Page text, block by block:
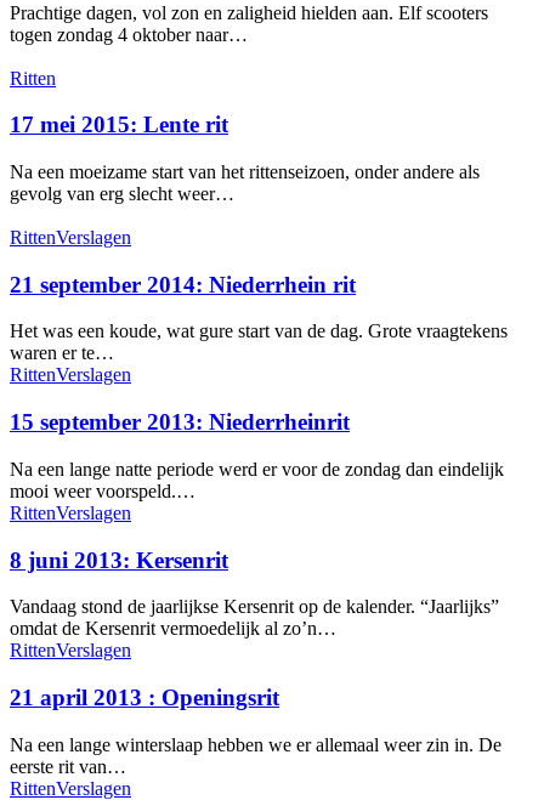
Prachtige dagen, vol zon en zaligheid hielden aan. Elf scooters
togen zondag 4 oktober naar…
17
2015:
rit
Ritten
17 mei 2015: Lente rit
Na een moeizame start van het rittenseizoen, onder andere als
gevolg van erg slecht weer…
21
2014:
Niederrhein
rit
RittenVerslagen
21 september 2014: Niederrhein rit
Het was een koude, wat gure start van de dag. Grote vraagtekens
waren er te…
15
2013:
Niederrheinrit
RittenVerslagen
15 september 2013: Niederrheinrit
Na een lange natte periode werd er voor de zondag dan eindelijk
mooi weer voorspeld.…
8
2013:
Kersenrit
RittenVerslagen
8 juni 2013: Kersenrit
Vandaag stond de jaarlijkse Kersenrit op de kalender. “Jaarlijks”
omdat de Kersenrit vermoedelijk al zo’n…
21
2013
:
Openingsrit
RittenVerslagen
21 april 2013 : Openingsrit
Na een lange winterslaap hebben we er allemaal weer zin in. De
eerste rit van…
23
RittenVerslagen